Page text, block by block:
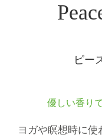
ピー
優しい香り
ヨガや瞑想時に